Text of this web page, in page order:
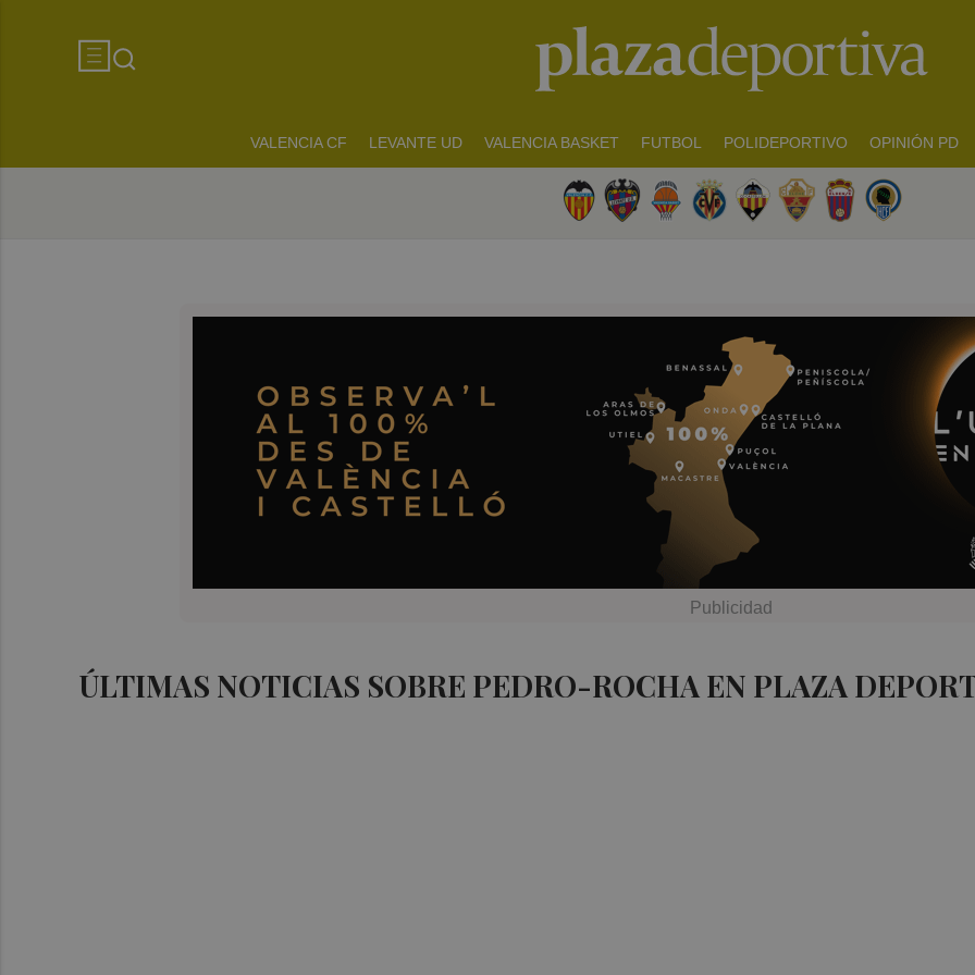
VALENCIA CF LEVANTE UD VALENCIA BASKET FUTBOL POLIDEPORTIVO OPINIÓN PD
ÚLTIMAS NOTICIAS SOBRE PEDRO-ROCHA EN PLAZA